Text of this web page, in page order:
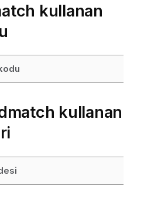
kullanan
kullanan